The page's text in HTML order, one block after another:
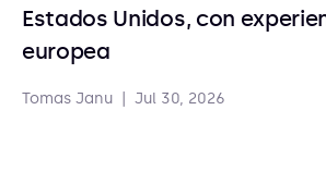
Estados Unidos, con
europea
Tomas Janu Jul 30, 2026